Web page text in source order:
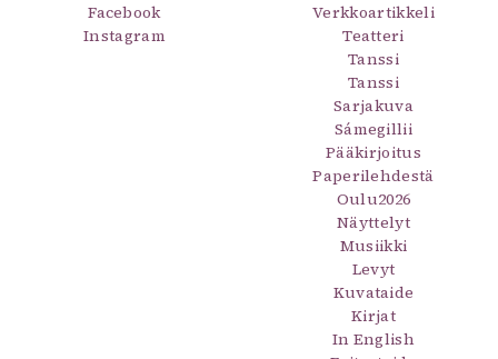
Facebook
Instagram
Verkkoartikkeli
Teatteri
Tanssi
Tanssi
Sarjakuva
Sámegillii
Pääkirjoitus
Paperilehdestä
Oulu2026
Näyttelyt
Musiikki
Levyt
Kuvataide
Kirjat
In English